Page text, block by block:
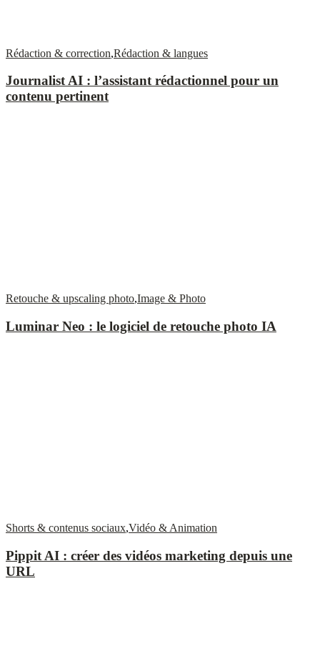
Rédaction & correction,Rédaction & langues
Journalist AI : l’assistant rédactionnel pour un
contenu pertinent
Retouche & upscaling photo,Image & Photo
Luminar Neo : le logiciel de retouche photo IA
Shorts & contenus sociaux,Vidéo & Animation
Pippit AI : créer des vidéos marketing depuis une
URL